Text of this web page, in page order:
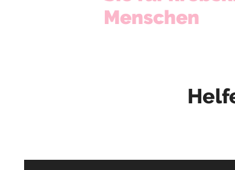
Menschen